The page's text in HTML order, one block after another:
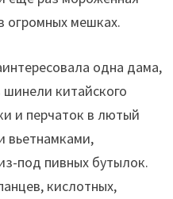
огромных мешках.
одна дама,
шинели китайского
и перчаток в лютый
вьетнамками,
под пивных бутылок.
кислотных,